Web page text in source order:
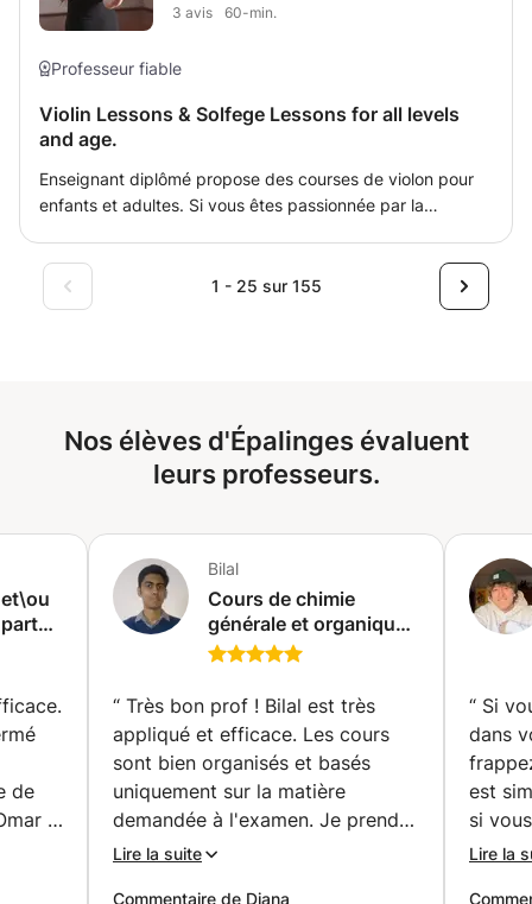
3 avis 60-min.
Professeur fiable
Violin Lessons & Solfege Lessons for all levels
and age.
Enseignant diplômé propose des courses de violon pour
enfants et adultes. Si vous êtes passionnée par la
activité pour votre enfant, ça lui permettra de connaitre la
musique classique, de passée des moments agréables et
1 - 25 sur 155
Nos élèves d'Épalinges évaluent
leurs professeurs.
de
il
Bilal
Cours de chimie
générale et organique
(Niveau Universitaire)
“ Très bon prof ! Bilal est très
appliqué et efficace. Les cours
sont bien organisés et basés
uniquement sur la matière
demandée à l'examen. Je prends
des cours de chimie niveau
Lire la suite
Commentaire de Diana
“ Si
dans
est
si
photo
Lire la